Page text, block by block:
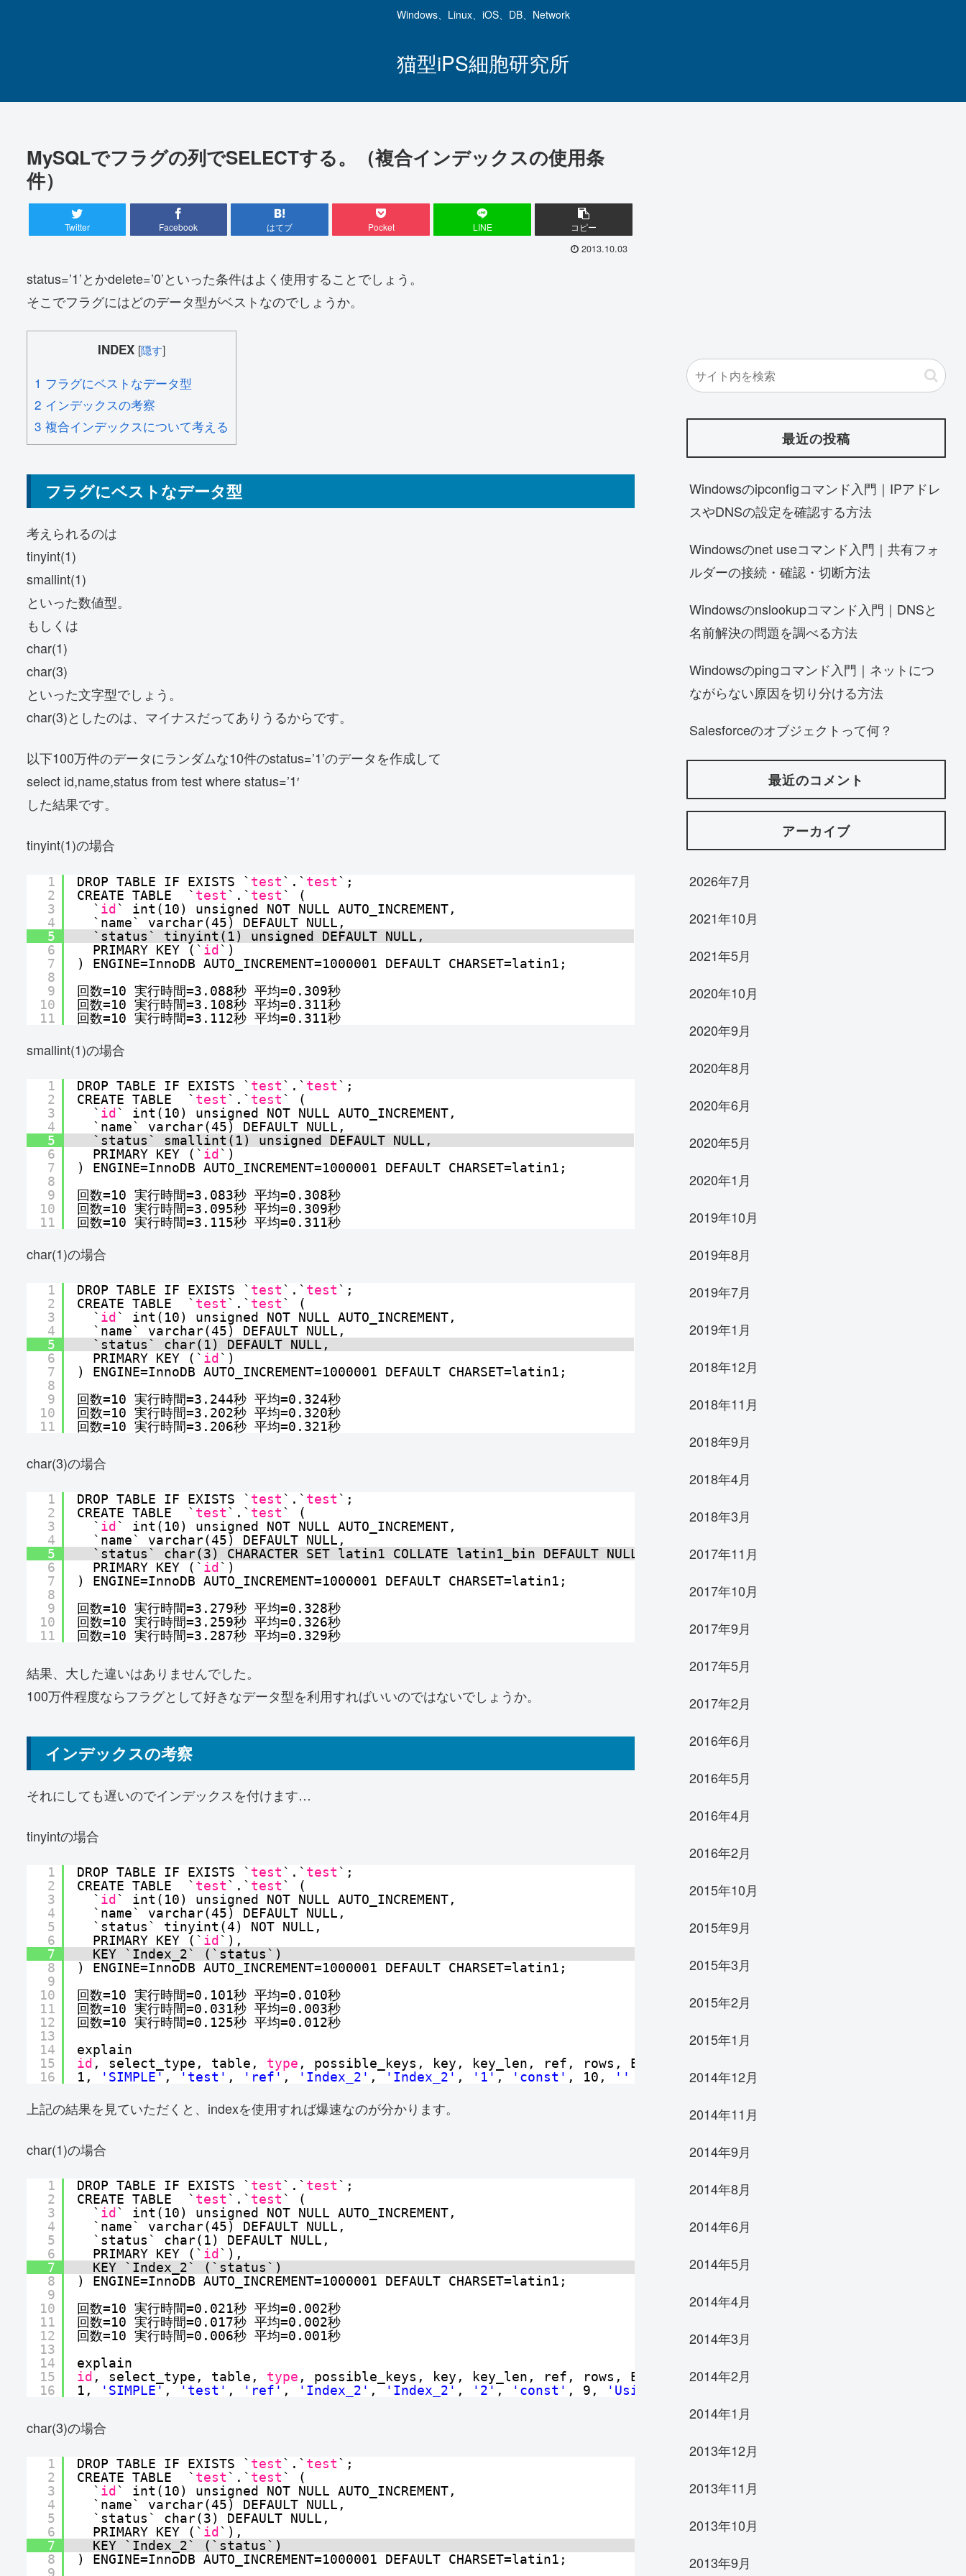
Windows、Linux、iOS、DB、Network
猫型iPS細胞研究所
MySQLでフラグの列でSELECTする。（複合インデックスの使用条
件）
Twitter Facebook はてブ Pocket LINE コピー
2013.10.03
status=’1’とかdelete=’0’といった条件はよく使用することでしょう。
そこでフラグにはどのデータ型がベストなのでしょうか。
INDEX [隠す]
1 フラグにベストなデータ型
2 インデックスの考察
3 複合インデックスについて考える
フラグにベストなデータ型
考えられるのは
tinyint(1)
smallint(1)
といった数値型。
もしくは
char(1)
char(3)
といった文字型でしょう。
char(3)としたのは、マイナスだってありうるからです。
以下100万件のデータにランダムな10件のstatus=’1’のデータを作成して
select id,name,status from test where status=’1′
した結果です。
tinyint(1)の場合
1
2
3
4
5
6
7
8
9
10
11
DROP TABLE IF EXISTS ` test`.` test`;
CREATE TABLE  ` test`.` test` (
` id` int(10) unsigned NOT NULL AUTO_INCREMENT,
`name` varchar(45) DEFAULT NULL,
`status` tinyint(1) unsigned DEFAULT NULL,
PRIMARY KEY (` id`)
) ENGINE=InnoDB AUTO_INCREMENT=1000001 DEFAULT CHARSET=latin1;
回数=10 実行時間=3.088秒 平均=0.309秒
回数=10 実行時間=3.108秒 平均=0.311秒
回数=10 実行時間=3.112秒 平均=0.311秒
smallint(1)の場合
1
2
3
4
5
6
7
8
9
10
11
DROP TABLE IF EXISTS ` test`.` test`;
CREATE TABLE  ` test`.` test` (
` id` int(10) unsigned NOT NULL AUTO_INCREMENT,
`name` varchar(45) DEFAULT NULL,
`status` smallint(1) unsigned DEFAULT NULL,
PRIMARY KEY (` id`)
) ENGINE=InnoDB AUTO_INCREMENT=1000001 DEFAULT CHARSET=latin1;
回数=10 実行時間=3.083秒 平均=0.308秒
回数=10 実行時間=3.095秒 平均=0.309秒
回数=10 実行時間=3.115秒 平均=0.311秒
char(1)の場合
1
2
3
4
5
6
7
8
9
10
11
DROP TABLE IF EXISTS ` test`.` test`;
CREATE TABLE  ` test`.` test` (
` id ` int(10) unsigned NOT NULL AUTO_INCREMENT,
`name` varchar(45) DEFAULT NULL,
`status` char(1) DEFAULT NULL,
PRIMARY KEY (` id `)
) ENGINE=InnoDB AUTO_INCREMENT=1000001 DEFAULT CHARSET=latin1;
回数=10 実行時間=3.244秒 平均=0.324秒
回数=10 実行時間=3.202秒 平均=0.320秒
回数=10 実行時間=3.206秒 平均=0.321秒
char(3)の場合
1
2
3
4
5
6
7
8
9
10
11
DROP TABLE IF EXISTS ` test`.` test`;
CREATE TABLE  ` test`.` test` (
` id ` int(10) unsigned NOT NULL AUTO_INCREMENT,
`name` varchar(45) DEFAULT NULL,
`status` char(3) CHARACTER SET latin1 COLLATE latin1_bin DEFAULT NULL,
PRIMARY KEY (` id `)
) ENGINE=InnoDB AUTO_INCREMENT=1000001 DEFAULT CHARSET=latin1;
回数=10 実行時間=3.279秒 平均=0.328秒
回数=10 実行時間=3.259秒 平均=0.326秒
回数=10 実行時間=3.287秒 平均=0.329秒
結果、大した違いはありませんでした。
100万件程度ならフラグとして好きなデータ型を利用すればいいのではないでしょうか。
インデックスの考察
それにしても遅いのでインデックスを付けます…
tinyintの場合
1
2
3
4
5
6
7
8
9
10
11
12
13
14
15
16
DROP TABLE IF EXISTS ` test`.` test`;
CREATE TABLE  ` test`.` test` (
` id ` int(10) unsigned NOT NULL AUTO_INCREMENT,
`name` varchar(45) DEFAULT NULL,
`status` tinyint(4) NOT NULL,
PRIMARY KEY (` id `),
KEY `Index_2` (`status`)
) ENGINE=InnoDB AUTO_INCREMENT=1000001 DEFAULT CHARSET=latin1;
回数=10 実行時間=0.101秒 平均=0.010秒
回数=10 実行時間=0.031秒 平均=0.003秒
回数=10 実行時間=0.125秒 平均=0.012秒
explain
id , select_type, table, type , possible_keys, key, key_len, ref, rows, Extra
1,
'SIMPLE' , 'test' , 'ref' , 'Index_2' , 'Index_2' , '1' , 'const' , 10, ''
上記の結果を見ていただくと、indexを使用すれば爆速なのが分かります。
char(1)の場合
1
2
3
4
5
6
7
8
9
10
11
12
13
14
15
16
DROP TABLE IF EXISTS ` test`.` test`;
CREATE TABLE  ` test`.` test` (
` id ` int(10) unsigned NOT NULL AUTO_INCREMENT,
`name` varchar(45) DEFAULT NULL,
`status` char(1) DEFAULT NULL,
PRIMARY KEY (` id `),
KEY `Index_2` (`status`)
) ENGINE=InnoDB AUTO_INCREMENT=1000001 DEFAULT CHARSET=latin1;
回数=10 実行時間=0.021秒 平均=0.002秒
回数=10 実行時間=0.017秒 平均=0.002秒
回数=10 実行時間=0.006秒 平均=0.001秒
explain
id , select_type, table, type , possible_keys, key, key_len, ref, rows, Extra
1,
'SIMPLE' , 'test' , 'ref' , 'Index_2' , 'Index_2' , '2' , 'const' , 9, 'Using index condition'
char(3)の場合
1
2
3
4
5
6
7
8
9
DROP TABLE IF EXISTS ` test`.` test`;
CREATE TABLE  ` test`.` test` (
` id` int(10) unsigned NOT NULL AUTO_INCREMENT,
`name` varchar(45) DEFAULT NULL,
`status` char(3) DEFAULT NULL,
PRIMARY KEY (` id`),
KEY `Index_2` (`status`)
) ENGINE=InnoDB AUTO_INCREMENT=1000001 DEFAULT CHARSET=latin1;
最近の投稿
Windowsのipconfigコマンド入門｜IPアドレ
スやDNSの設定を確認する方法
Windowsのnet useコマンド入門｜共有フォ
ルダーの接続・確認・切断方法
Windowsのnslookupコマンド入門｜DNSと
名前解決の問題を調べる方法
Windowsのpingコマンド入門｜ネットにつ
ながらない原因を切り分ける方法
Salesforceのオブジェクトって何？
最近のコメント
アーカイブ
2026年7月
2021年10月
2021年5月
2020年10月
2020年9月
2020年8月
2020年6月
2020年5月
2020年1月
2019年10月
2019年8月
2019年7月
2019年1月
2018年12月
2018年11月
2018年9月
2018年4月
2018年3月
2017年11月
2017年10月
2017年9月
2017年5月
2017年2月
2016年6月
2016年5月
2016年4月
2016年2月
2015年10月
2015年9月
2015年3月
2015年2月
2015年1月
2014年12月
2014年11月
2014年9月
2014年8月
2014年6月
2014年5月
2014年4月
2014年3月
2014年2月
2014年1月
2013年12月
2013年11月
2013年10月
2013年9月